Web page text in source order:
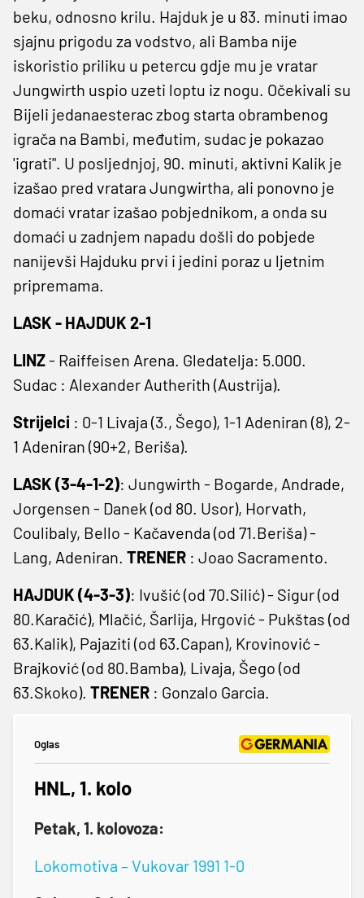
beku, odnosno krilu. Hajduk je u 83. minuti imao
sjajnu prigodu za vodstvo, ali Bamba nije
iskoristio priliku u petercu gdje mu je vratar
Jungwirth uspio uzeti loptu iz nogu. Očekivali su
Bijeli jedanaesterac zbog starta obrambenog
igrača na Bambi, međutim, sudac je pokazao
'igrati". U posljednjoj, 90. minuti, aktivni Kalik je
izašao pred vratara Jungwirtha, ali ponovno je
domaći vratar izašao pobjednikom, a onda su
domaći u zadnjem napadu došli do pobjede
nanijevši Hajduku prvi i jedini poraz u ljetnim
pripremama.
LASK - HAJDUK 2-1
LINZ- Raiffeisen Arena. Gledatelja: 5.000.
Sudac : Alexander Autherith (Austrija).
Strijelci : 0-1 Livaja (3., Šego), 1-1 Adeniran (8), 2-
1 Adeniran (90+2, Beriša).
LASK (3-4-1-2): Jungwirth - Bogarde, Andrade,
Jorgensen - Danek (od 80. Usor), Horvath,
Coulibaly, Bello - Kačavenda (od 71.Beriša) -
Lang, Adeniran. TRENER : Joao Sacramento.
HAJDUK (4-3-3): Ivušić (od 70.Silić) - Sigur (od
80.Karačić), Mlačić, Šarlija, Hrgović - Pukštas (od
63.Kalik), Pajaziti (od 63.Capan), Krovinović -
Brajković (od 80.Bamba), Livaja, Šego (od
63.Skoko). TRENER : Gonzalo Garcia.
Oglas
HNL, 1. kolo
Petak, 1. kolovoza:
Lokomotiva – Vukovar 1991 1-0